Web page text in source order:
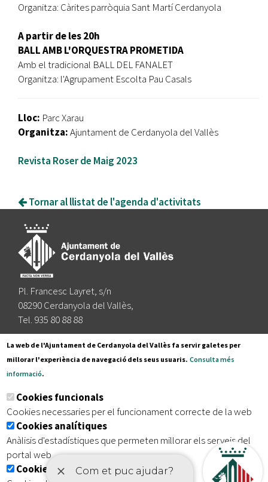
Organitza: Càrites parròquia Sant Martí Cerdanyola
A partir de les 20h
BALL AMB L'ORQUESTRA PROMETIDA
Amb el tradicional BALL DEL FANALET
Organitza: l'Agrupament Escolta Pau Casals
Lloc: Parc Xarau
Organitza:Ajuntament de Cerdanyola del Vallès
Revista Roser de Maig 2023
Tornar al llistat de l'agenda d'activitats
Pl. Francesc Layret, s/n
08290 Cerdanyola del Vallès,
Tel. 935 80 88 88
Segueix-nos a:
Subscriu-te al nostre butlletí
Inici | Avís legal | Protecció de dades
| Accessibilitat
La web de l'Ajuntament de Cerdanyola del Vallès fa servir galetes per
millorar l'experiència de navegació dels seus usuaris. Consulta més
informació.
Cookies funcionals
Cookies necessaries per el funcionament correcte de la web
Cookies analítiques
Anàlisis d'estadístiques que permeten millorar els serveis del
portal web
Cookies publicitàries